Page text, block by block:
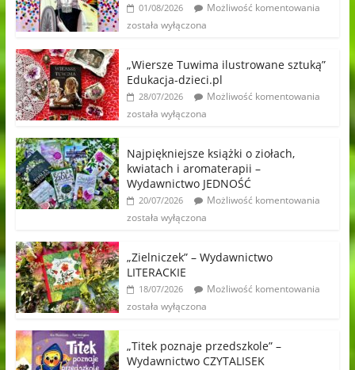
01/08/2026
Możliwość komentowania
została wyłączona
„Wiersze Tuwima ilustrowane sztuką”
Edukacja-dzieci.pl
28/07/2026
Możliwość komentowania
została wyłączona
Najpiękniejsze książki o ziołach,
kwiatach i aromaterapii –
Wydawnictwo JEDNOŚĆ
20/07/2026
Możliwość komentowania
została wyłączona
„Zielniczek” – Wydawnictwo
LITERACKIE
18/07/2026
Możliwość komentowania
została wyłączona
„Titek poznaje przedszkole” –
Wydawnictwo CZYTALISEK